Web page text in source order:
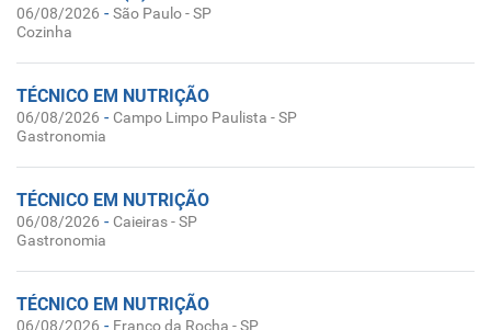
06/08/2026 -São Paulo - SP
Cozinha
TÉCNICO EM NUTRIÇÃO
06/08/2026 - Campo Limpo Paulista - SP
Gastronomia
TÉCNICO EM NUTRIÇÃO
06/08/2026 - Caieiras - SP
Gastronomia
TÉCNICO EM NUTRIÇÃO
06/08/2026 - Franco da Rocha - SP